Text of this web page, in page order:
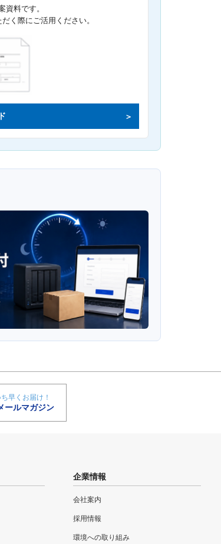
資料です。
く際にご活用ください。
早くお届け！
ールマガジン
企業情報
会社案内
採用情報
環境への取り組み